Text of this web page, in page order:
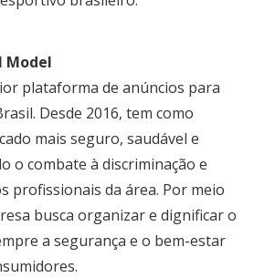
Model
plataforma de anúncios para
Desde 2016, tem como
mais seguro, saudável e
o combate à discriminação e
profissionais da área. Por meio
busca organizar e dignificar o
a segurança e o bem-estar